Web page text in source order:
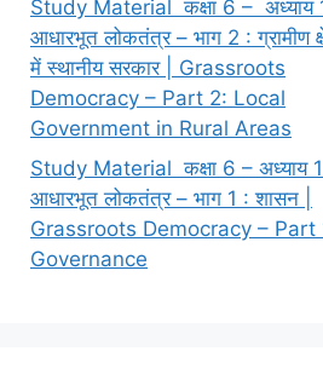
Study Material कक्षा 6 – अध्याय
आधारभूत लोकतंत्र – भाग 2 : ग्रामीण
में स्थानीय सरकार | Grassroots
Democracy – Part 2: Local
Government in Rural Areas
Study Material कक्षा 6 – अध्याय
आधारभूत लोकतंत्र – भाग 1 : शासन |
Grassroots Democracy – Part
Governance